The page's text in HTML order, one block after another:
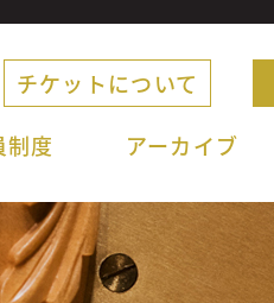
チケットについて
制度 アーカイブ